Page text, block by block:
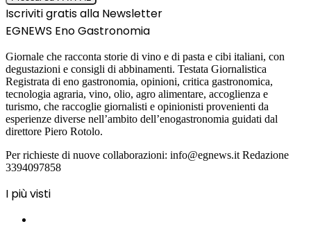
Iscriviti gratis alla Newsletter
EGNEWS Eno Gastronomia
Giornale che racconta storie di vino e di pasta e cibi italiani, con
degustazioni e consigli di abbinamenti. Testata Giornalistica
Registrata di eno gastronomia, opinioni, critica gastronomica,
tecnologia agraria, vino, olio, agro alimentare, accoglienza e
turismo, che raccoglie giornalisti e opinionisti provenienti da
esperienze diverse nell’ambito dell’enogastronomia guidati dal
direttore Piero Rotolo.
Per richieste di nuove collaborazioni: info@egnews.it Redazione
3394097858
I più visti